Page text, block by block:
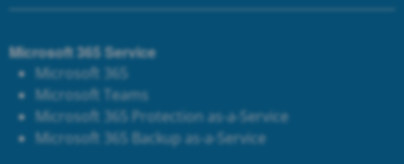
Microsoft 365 Service
Microsoft 365
Microsoft Teams
Microsoft 365 Protection as-a-Service
Microsoft 365 Backup as-a-Service